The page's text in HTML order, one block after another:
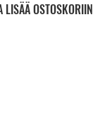
LISÄÄ OSTOSKORIIN